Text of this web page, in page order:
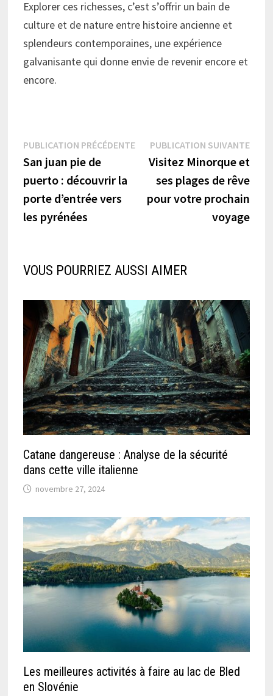
Explorer ces richesses, c’est s’offrir un bain de
culture et de nature entre histoire ancienne et
splendeurs contemporaines, une expérience
galvanisante qui donne envie de revenir encore et
encore.
Navigation
de
l’article
PUBLICATION PRÉCÉDENTEPublication
précédente :
San juan pie de
puerto : découvrir la
porte d’entrée vers
les pyrénées
PUBLICATION SUIVANTE
Visitez Minorque et
ses plages de rêve
pour votre prochain
voyage
VOUS POURRIEZ AUSSI AIMER
Catane dangereuse : Analyse de la sécurité
dans cette ville italienne
novembre 27, 2024
Les meilleures activités à faire au lac de Bled
en Slovénie